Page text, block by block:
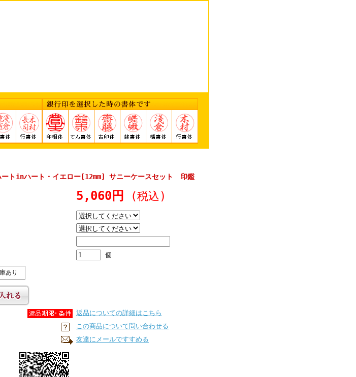
トinハート・イエロー[12mm] サニーケースセット 印鑑
5,060円 (税込)
個
あり
返品についての詳細はこちら
この商品について問い合わせる
友達にメールですすめる